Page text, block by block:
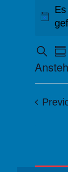
V
E
R
A
N
SucheV
e
r
a
s
Select
date.